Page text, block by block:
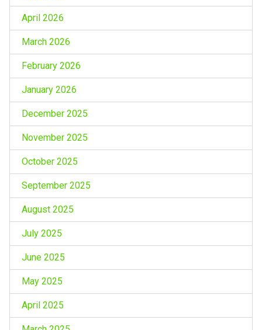
April 2026
March 2026
February 2026
January 2026
December 2025
November 2025
October 2025
September 2025
August 2025
July 2025
June 2025
May 2025
April 2025